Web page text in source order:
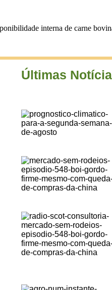
interna de carne
Últimas